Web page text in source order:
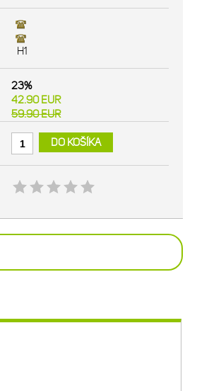
H1
23%
42.90EUR
59.90EUR
DO KOŠÍKA